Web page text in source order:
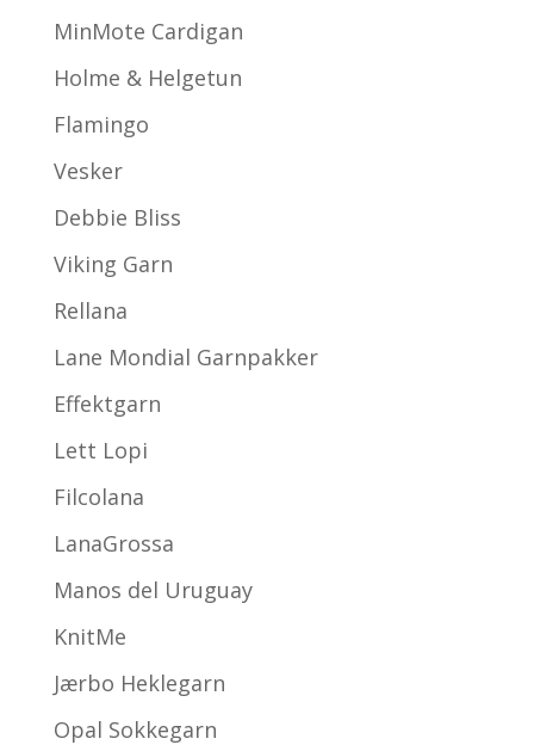
MinMote Cardigan
Holme & Helgetun
Flamingo
Vesker
Debbie Bliss
Viking Garn
Rellana
Lane Mondial Garnpakker
Effektgarn
Lett Lopi
Filcolana
LanaGrossa
Manos del Uruguay
KnitMe
Jærbo Heklegarn
Opal Sokkegarn